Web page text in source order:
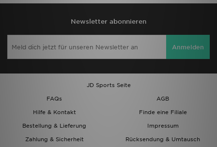
Newsletter abonnieren
Anmelden
JD Sports Seite
FAQs
AGB
Hilfe & Kontakt
Finde eine Filiale
Bestellung & Lieferung
Impressum
Zahlung & Sicherheit
Rücksendung & Umtausch